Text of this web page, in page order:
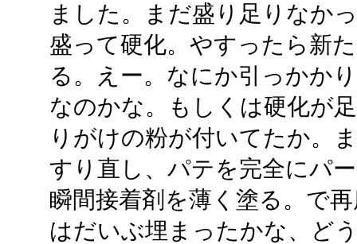
ました。まだ盛り足りなか
盛って硬化。やすったら新
る。えー。なにか引っかか
なのかな。もしくは硬化が
りがけの粉が付いてたか。
すり直し、パテを完全にパ
瞬間接着剤を薄く塗る。で
はだいぶ埋まったかな、ど